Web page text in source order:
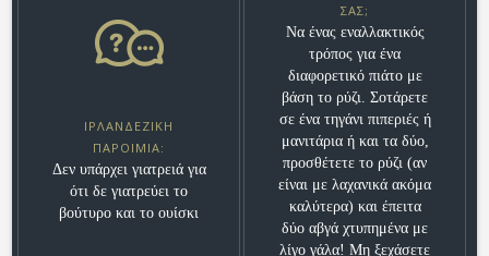
ΣΑΣ;
Να ένας εναλλακτικός
τρόπος για ένα
διαφορετικό πιάτο με
βάση το ρύζι. Σοτάρετε
σε ένα τηγάνι πιπεριές ή
μανιτάρια ή και τα δύο,
προσθέτετε το ρύζι (αν
είναι με λαχανικά ακόμα
καλύτερα) και έπειτα
δύο αβγά χτυπημένα με
λίγο γάλα! Μη ξεχάσετε
ΙΡΛΑΝΔΈΖΙΚΗ
ΠΑΡΟΙΜΊΑ:
Δεν υπάρχει γιατρειά για
ότι δε γιατρεύει το
βούτυρο και το ουίσκι